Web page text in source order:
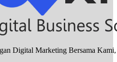
Digital Marketing Bersama